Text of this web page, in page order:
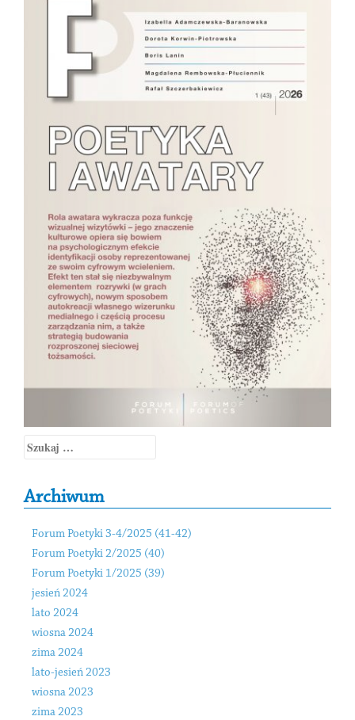
Szukaj:
Archiwum
Forum Poetyki 3-4/2025 (41-42)
Forum Poetyki 2/2025 (40)
Forum Poetyki 1/2025 (39)
jesień 2024
lato 2024
wiosna 2024
zima 2024
lato-jesień 2023
wiosna 2023
zima 2023